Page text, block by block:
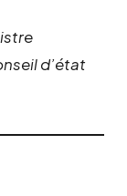
d’état